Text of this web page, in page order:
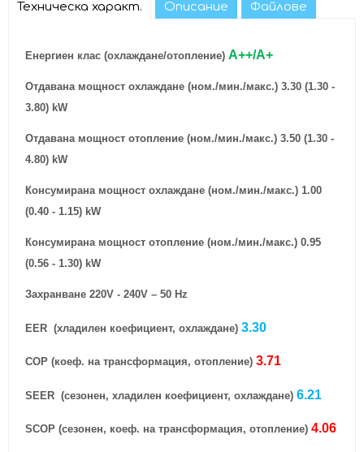
Техническа характ. Описание Файлове
Енергиен клас (охлаждане/отопление) A++/A+
Отдавана мощност охлаждане (ном./мин./макс.) 3.30 (1.30 -
3.80) kW
Отдавана мощност отопление (ном./мин./макс.) 3.50 (1.30 -
4.80) kW
Консумирана мощност охлаждане (ном./мин./макс.) 1.00
(0.40 - 1.15) kW
Консумирана мощност отопление (ном./мин./макс.) 0.95
(0.56 - 1.30) kW
Захранване 220V - 240V – 50 Hz
EER (хладилен коефициент, охлаждане) 3.30
COP (коеф. на трансформация, отопление) 3.71
SEER (сезонен, хладилен коефициент, охлаждане) 6.21
SCOP (сезонен, коеф. на трансформация, отопление) 4.06